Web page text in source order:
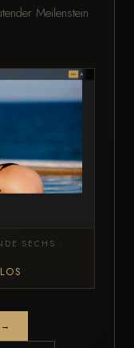
Meilenstein
SECHS ·
→